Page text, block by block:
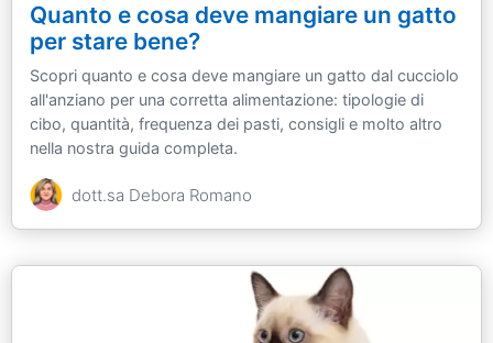
Quanto e cosa deve mangiare un gatto
per stare bene?
Scopri quanto e cosa deve mangiare un gatto dal cucciolo
all'anziano per una corretta alimentazione: tipologie di
cibo, quantità, frequenza dei pasti, consigli e molto altro
nella nostra guida completa.
dott.sa Debora Romano